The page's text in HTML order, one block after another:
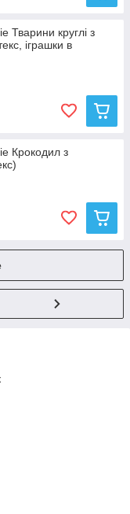
Тварини круглі з
іграшки в
Крокодил з